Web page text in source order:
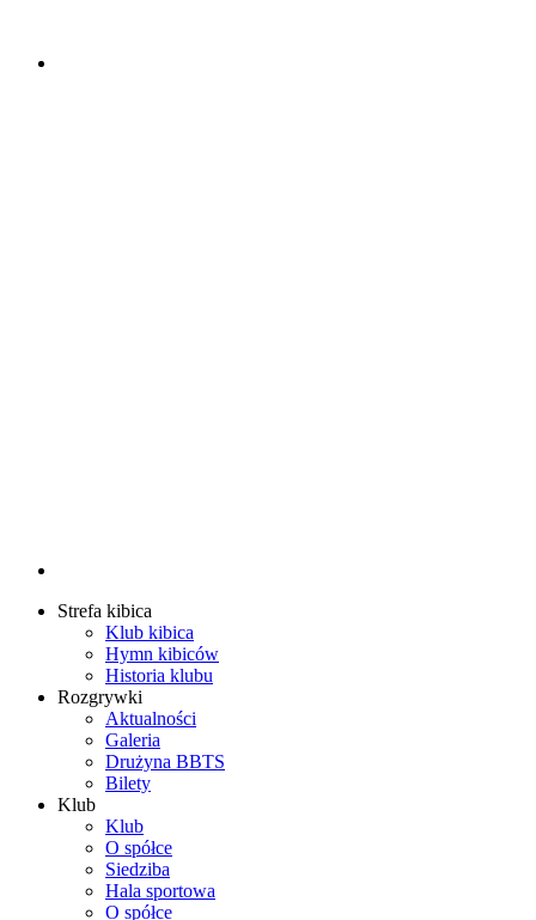
Strefa kibica
Klub kibica
Hymn kibiców
Historia klubu
Rozgrywki
Aktualności
Galeria
Drużyna BBTS
Bilety
Klub
Klub
O spółce
Siedziba
Hala sportowa
O spółce